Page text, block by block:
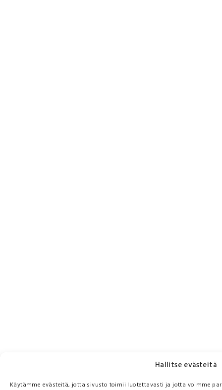
Hallitse evästeitä
Käytämme evästeitä, jotta sivusto toimii luotettavasti ja jotta voimme